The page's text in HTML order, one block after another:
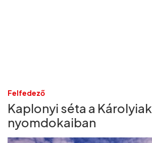
Felfedező
Kaplonyi séta a Károlyiak
nyomdokaiban